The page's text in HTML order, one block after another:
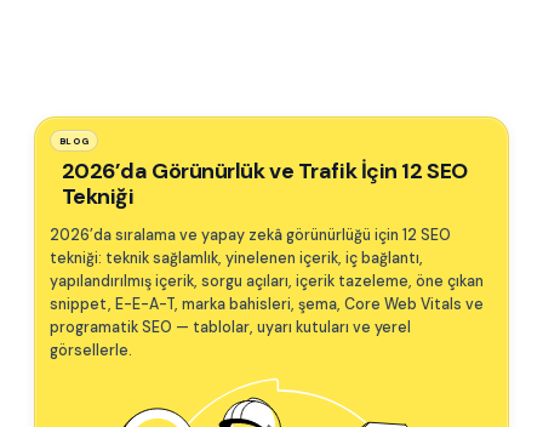
BLOG
2026’da Görünürlük ve Trafik İçin 12 SEO
Tekniği
2026’da sıralama ve yapay zekâ görünürlüğü için 12 SEO
tekniği: teknik sağlamlık, yinelenen içerik, iç bağlantı,
yapılandırılmış içerik, sorgu açıları, içerik tazeleme, öne çıkan
snippet, E-E-A-T, marka bahisleri, şema, Core Web Vitals ve
programatik SEO — tablolar, uyarı kutuları ve yerel
görsellerle.